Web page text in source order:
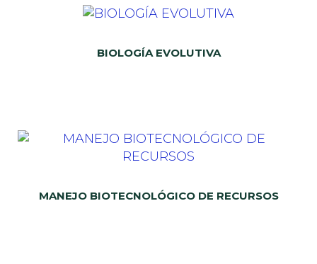
BIOLOGÍA EVOLUTIVA
MANEJO BIOTECNOLÓGICO DE RECURSOS